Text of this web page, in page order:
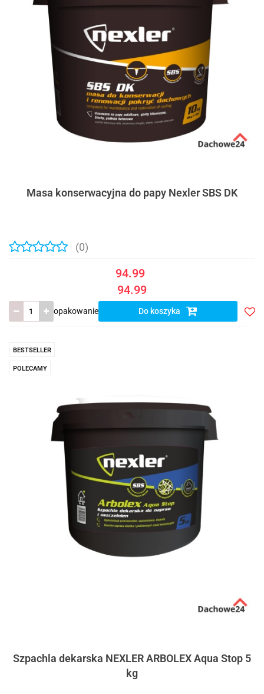
Masa konserwacyjna do papy Nexler SBS DK
(0)
94.99
94.99
opakowanie Do koszyka
BESTSELLER
POLECAMY
Szpachla dekarska NEXLER ARBOLEX Aqua Stop 5
kg